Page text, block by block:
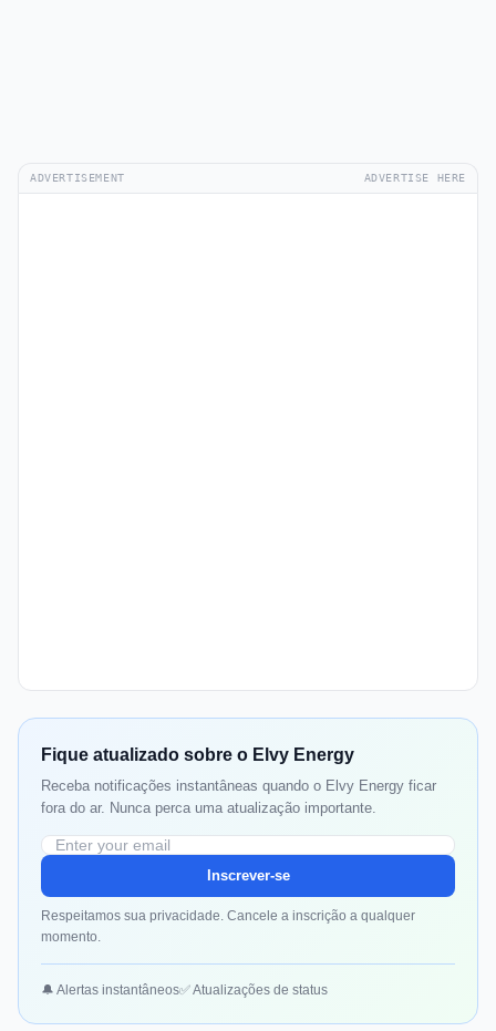
ADVERTISEMENT ADVERTISE HERE
Fique atualizado sobre o Elvy Energy
Receba notificações instantâneas quando o Elvy Energy ficar
fora do ar. Nunca perca uma atualização importante.
Inscrever-se
Respeitamos sua privacidade. Cancele a inscrição a qualquer
momento.
🔔 Alertas instantâneos✅ Atualizações de status